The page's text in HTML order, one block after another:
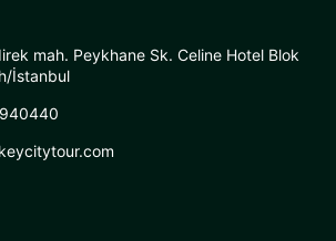
mah. Peykhane Sk. Celine Hotel Blok
İstanbul